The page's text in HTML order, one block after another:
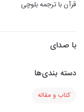
قرآن با ترجمه بلوچی
با صدای
دسته بندی‌ها
کتاب و مقاله